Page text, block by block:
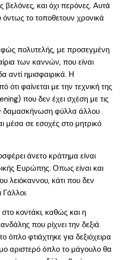
βελόνες, και όχι περόνες. Αυτά
όντως το τοποθετουν χρονικά
πολυτελής, με προσεγμένη
των καννών, που είναι
αντί ημισφαιρικά. Η
φαίνεται με την τεχνική της
που δεν έχει σχέση με τις
δαμασκήνωση φύλλα άλλου
μέσα σε εσοχές στο μητρικό
άνετο κράτημα είναι
Ευρώπης. Οπως είναι και
λειόκαννου, κάτι που δεν
Γάλλοι.
κοντάκι, καθώς και η
που ρίχνει την δεξιά
όπλο φτιάχτηκε για δεξιόχειρα
αριστερό όπλο το μάγουλο θα